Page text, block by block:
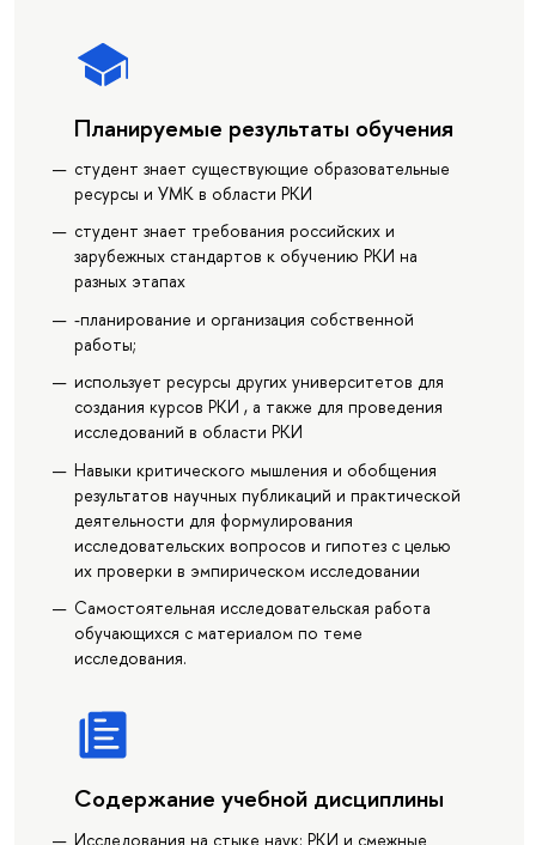
Планируемые результаты обучения
студент знает существующие образовательные
ресурсы и УМК в области РКИ
студент знает требования российских и
зарубежных стандартов к обучению РКИ на
разных этапах
-планирование и организация собственной
работы;
использует ресурсы других университетов для
создания курсов РКИ , а также для проведения
исследований в области РКИ
Навыки критического мышления и обобщения
результатов научных публикаций и практической
деятельности для формулирования
исследовательских вопросов и гипотез с целью
их проверки в эмпирическом исследовании
Самостоятельная исследовательская работа
обучающихся с материалом по теме
исследования.
Содержание учебной дисциплины
Исследования на стыке наук: РКИ и смежные